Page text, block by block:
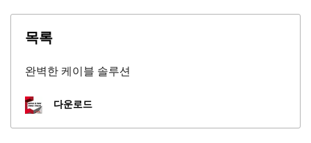
목록
완벽한 케이블 솔루션
다운로드